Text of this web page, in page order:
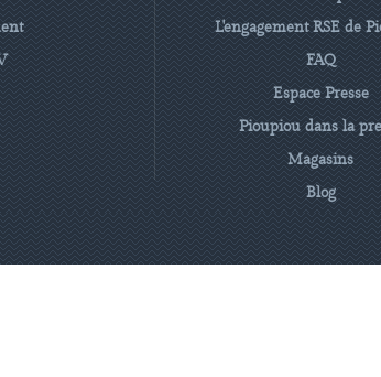
L'engagement RSE de
FAQ
Espace Presse
Pioupiou dans la
Magasins
Blog